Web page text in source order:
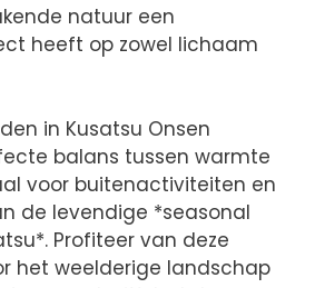
natuur een
heeft op zowel lichaam
in Kusatsu Onsen
balans tussen warmte
voor buitenactiviteiten en
de levendige *seasonal
Profiteer van deze
het weelderige landschap